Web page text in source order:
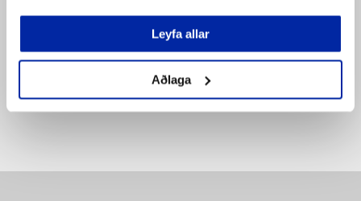
Leyfa allar
Aðlaga
Bæta á
Bæta á
pöntunarlista